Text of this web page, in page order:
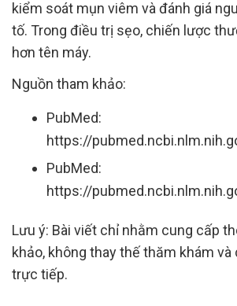
kiểm soát mụn viêm và đánh giá
tố. Trong điều trị sẹo, chiến lược
hơn tên máy.
Nguồn tham khảo:
PubMed:
https://
PubMed:
https://
Lưu ý: Bài viết chỉ nhằm cung cấp
khảo, không thay thế thăm khám
trực tiếp.